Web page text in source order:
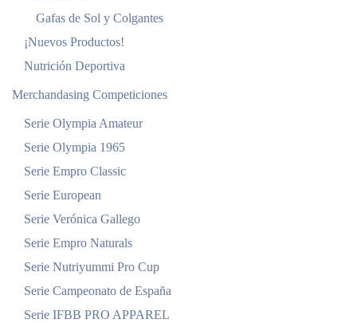
Gafas de Sol y Colgantes
¡Nuevos Productos!
Nutrición Deportiva
Merchandasing Competiciones
Serie Olympia Amateur
Serie Olympia 1965
Serie Empro Classic
Serie European
Serie Verónica Gallego
Serie Empro Naturals
Serie Nutriyummi Pro Cup
Serie Campeonato de España
Serie IFBB PRO APPAREL